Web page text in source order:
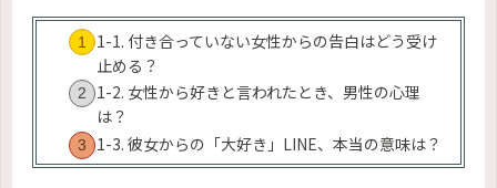
1-1. 付き合っていない女性からの告白はどう受け
止める？
1-2. 女性から好きと言われたとき、男性の心理
は？
1-3. 彼女からの「大好き」LINE、本当の意味は？